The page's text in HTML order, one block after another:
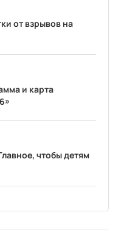
от взрывов на
и карта
чтобы детям